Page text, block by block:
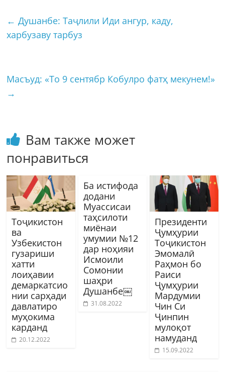
← Душанбе: Таҷлили Иди ангур, каду,
харбузаву тарбуз
Масъуд: «То 9 сентябр Кобулро фатҳ мекунем!»
→
Вам также может
понравиться
Тоҷикистон
ва
Узбекистон
гузариши
хатти
лоиҳавии
демаркатсио
нии сарҳади
давлатиро
муҳокима
карданд
20.12.2022
Ба истифода
додани
Муассисаи
таҳсилоти
миёнаи
умумии №12
дар ноҳияи
Исмоили
Сомонии
шаҳри
Душанбе￼
31.08.2022
Президенти
Ҷумҳурии
Тоҷикистон
Эмомалӣ
Раҳмон бо
Раиси
Ҷумҳурии
Мардумии
Чин Си
Ҷинпин
мулоқот
намуданд
15.09.2022